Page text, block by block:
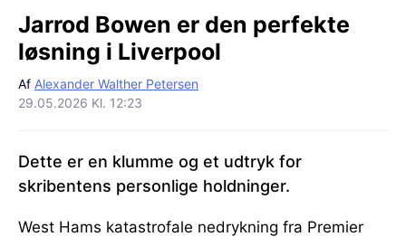
Jarrod Bowen er den perfekte
løsning i Liverpool
Af Alexander Walther Petersen
29.05.2026 Kl. 12:23
Dette er en klumme og et udtryk for
skribentens personlige holdninger.
West Hams katastrofale nedrykning fra Premier